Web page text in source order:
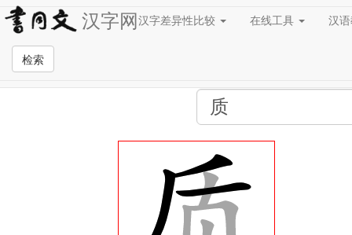
汉字网汉字差异性比较 在线工具 汉
检索
全站检索页面